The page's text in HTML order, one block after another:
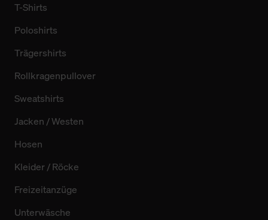
T-Shirts
Poloshirts
Trägershirts
Rollkragenpullover
Sweatshirts
Jacken / Westen
Hosen
Kleider / Röcke
Freizeitanzüge
Unterwäsche